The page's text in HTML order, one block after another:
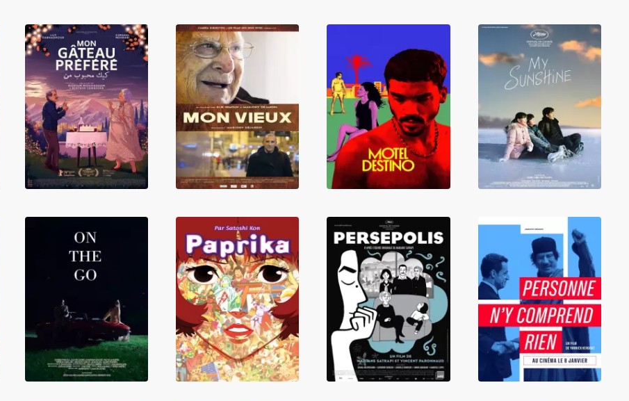
Mon gâteau
préféré
Mon vieux Motel Destino My Sunshine
On the Go Paprika Persepolis
Personne n'y
comprend rien